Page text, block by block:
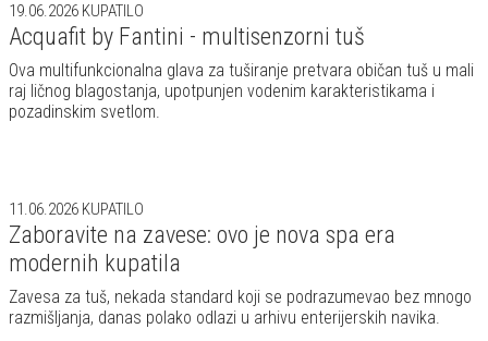
19.06.2026 KUPATILO
Acquafit by Fantini - multisenzorni tuš
Ova multifunkcionalna glava za tuširanje pretvara običan tuš u mali
raj ličnog blagostanja, upotpunjen vodenim karakteristikama i
pozadinskim svetlom.
11.06.2026 KUPATILO
Zaboravite na zavese: ovo je nova spa era
modernih kupatila
Zavesa za tuš, nekada standard koji se podrazumevao bez mnogo
razmišljanja, danas polako odlazi u arhivu enterijerskih navika.